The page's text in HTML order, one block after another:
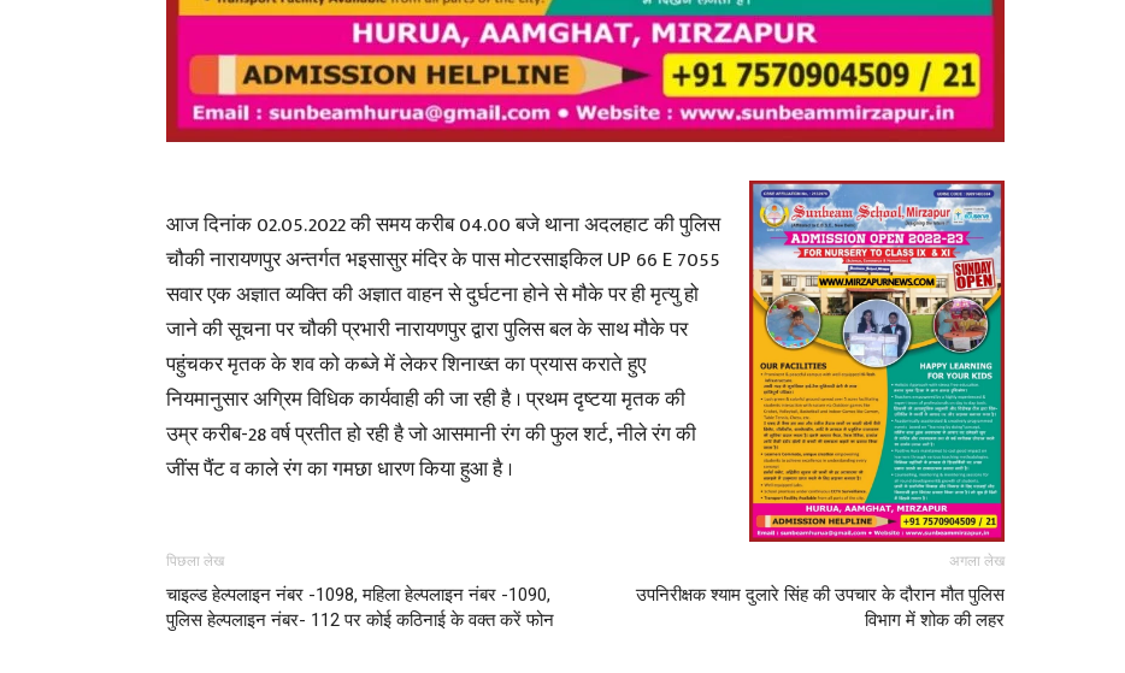
News
Paper
आज दिनांक 02.05.2022 की समय करीब 04.00 बजे थाना अदलहाट की पुलिस
चौकी नारायणपुर अन्तर्गत भइसासुर मंदिर के पास मोटरसाइकिल UP 66 E 7055
सवार एक अज्ञात व्यक्ति की अज्ञात वाहन से दुर्घटना होने से मौके पर ही मृत्यु हो
जाने की सूचना पर चौकी प्रभारी नारायणपुर द्वारा पुलिस बल के साथ मौके पर
पहुंचकर मृतक के शव को कब्जे में लेकर शिनाख्त का प्रयास कराते हुए
नियमानुसार अग्रिम विधिक कार्यवाही की जा रही है । प्रथम दृष्टया मृतक की
उम्र करीब-28 वर्ष प्रतीत हो रही है जो आसमानी रंग की फुल शर्ट, नीले रंग की
जींस पैंट व काले रंग का गमछा धारण किया हुआ है ।
पिछला लेख
चाइल्ड हेल्पलाइन नंबर -1098, महिला हेल्पलाइन नंबर -1090,
पुलिस हेल्पलाइन नंबर- 112 पर कोई कठिनाई के वक्त करें फोन
अगला लेख
उपनिरीक्षक श्याम दुलारे सिंह की उपचार के दौरान मौत पुलिस
विभाग में शोक की लहर